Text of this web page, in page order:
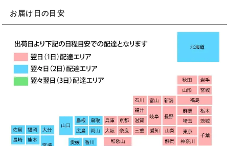
お届け日の目安